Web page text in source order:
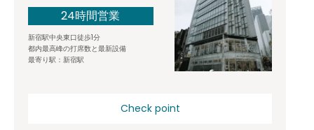
24時間営業
新宿駅中央東口徒歩1分
都内最高峰の打席数と最新設備
最寄り駅：新宿駅
Check point